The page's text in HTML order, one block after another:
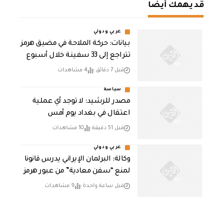
قد يهمك أيضا
عربي ودولي
بيانات: حركة الملاحة في مضيق هرمز
تتراجع إلى 33 سفينة خلال أسبوع
قبل 7 دقائق 4 مشاهدات
سياسة
مصدر للرشيد: لا توجد أي عملية
اعتقال في بغداد يوم أمس
قبل 51 دقيقة 10 مشاهدات
عربي ودولي
وكالة: البرلمان الإيراني يدرس قانونا
لمنع “سفن معادية” من عبور هرمز
قبل ساعة واحدة 9 مشاهدات